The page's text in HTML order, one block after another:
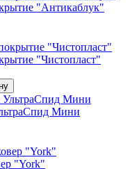
"Антикаблук"
"Чистопласт"
Мини
"York"